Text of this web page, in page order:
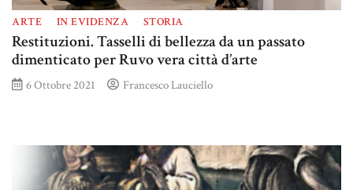
ARTE IN EVIDENZA STORIA
Restituzioni. Tasselli di bellezza da un passato
dimenticato per Ruvo vera città d’arte
6 Ottobre 2021 Francesco Lauciello